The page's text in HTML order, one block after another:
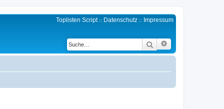
Toplisten Script:: Datenschutz :: Impressum
Suche